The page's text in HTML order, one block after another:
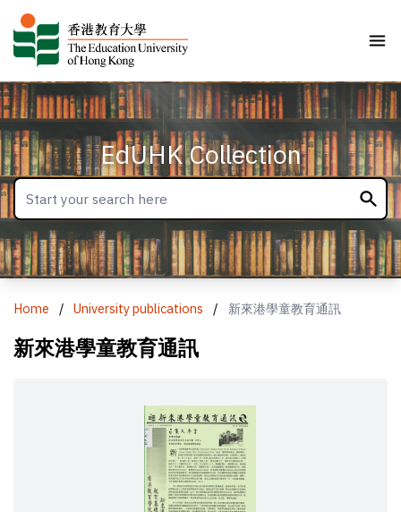
EdUHK Collection
Home / University publications / 新來港學童教育通訊
新來港學童教育通訊